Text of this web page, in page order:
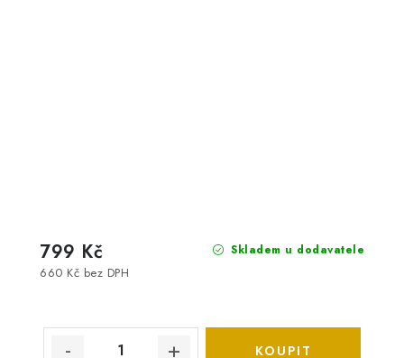
Skladem u dodavatele
660 Kč bez DPH
799 Kč